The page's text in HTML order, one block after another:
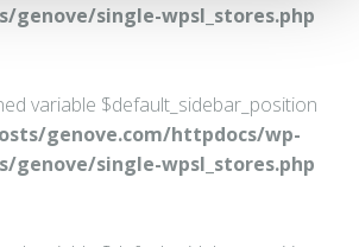
genove/single-wpsl_stores.php
variable $default_sidebar_position
genove.com/httpdocs/wp-
genove/single-wpsl_stores.php